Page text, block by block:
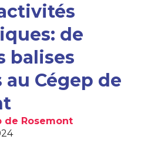
de
balises
Cégep de
de Rosemont